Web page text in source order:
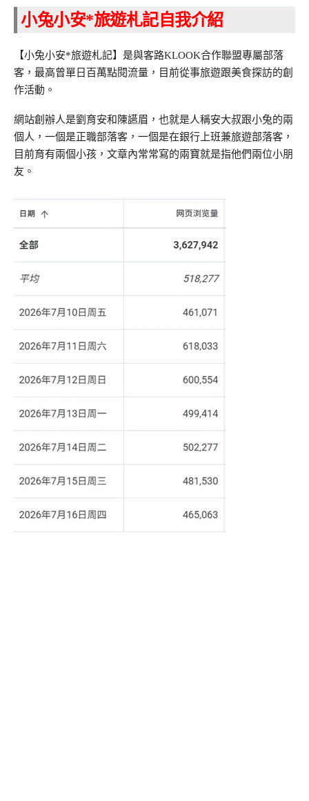
小兔小安*旅遊札記自我介紹
【小兔小安*旅遊札記】是與客路KLOOK合作聯盟專屬部落
客，最高曾單日百萬點閱流量，目前從事旅遊跟美食探訪的創
作活動。
網站創辦人是劉育安和陳讌眉，也就是人稱安大叔跟小兔的兩
個人，一個是正職部落客，一個是在銀行上班兼旅遊部落客，
目前育有兩個小孩，文章內常常寫的兩寶就是指他們兩位小朋
友。